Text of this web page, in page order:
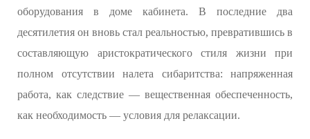
оборудования в доме кабинета. В последние два
десятилетия он вновь стал реальностью, превратившись в
составляющую аристократического стиля жизни при
полном отсутствии налета сибаритства: напряженная
работа, как следствие — вещественная обеспеченность,
как необходимость — условия для релаксации.